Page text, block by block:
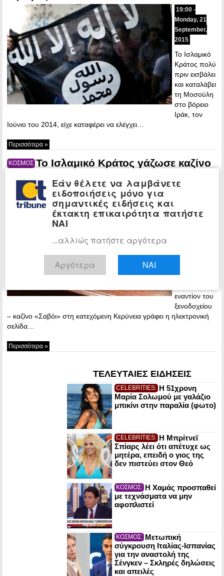
19:00 -
Monday, 21
September,
2015
Το Ισλαμικό
Κράτος πολύ
πριν εισβάλει
και καταλάβει
τη Μοσούλη
στο βόρειο
Ιράκ, τον
Ιούνιο του 2014, είχε καταφέρει να ελέγχει…
Περισσότερα »
ΚΟΣΜΟΣ Το Ισλαμικό Κράτος γάζωσε καζίνο
“προστασία”
Monday, 21
September,
συλλήψεις
αφορούν την
εναντίον του
ξενοδοχείου
– καζίνο «Σαβόι» στη κατεχόμενη Κερύνεια γράφει η ηλεκτρονική
σελίδα…
Περισσότερα »
ΤΕΛΕΥΤΑΙΕΣ ΕΙΔΗΣΕΙΣ
CELEBRITIES: Η 51χρονη
Μαρία Σολωμού με γαλάζιο
μπικίνι στην παραλία (φωτο)
CELEBRITIES: Η Μπρίτνεϊ
Σπίαρς λέει ότι απέτυχε ως
μητέρα, επειδή ο γιος της
δεν πιστεύει στον Θεό
ΚΟΣΜΟΣ: Η Χαμάς προσπαθεί
με τεχνάσματα να μην
αφοπλιστεί
ΚΟΣΜΟΣ: Μετωπική
σύγκρουση Ιταλίας-Ισπανίας
για την αναστολή της
Σένγκεν – Σκληρές δηλώσεις
και απειλές
Εάν θέλετε να λαμβάνετε
ειδοποιήσεις μόνο για
σημαντικές ειδήσεις και
έκτακτη επικαιρότητα πατήστε
ΝΑΙ
...αλλιώς πατήστε αργότερα
Αργότερα ΝΑΙ